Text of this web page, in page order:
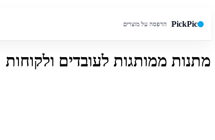
PickPic הדפסה על מוצרים
חיפוש באתר
מתנות ממותגות לעובדים ולקוחות